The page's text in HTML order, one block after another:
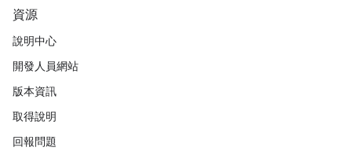
資源
說明中心
開發人員網站
版本資訊
取得說明
回報問題